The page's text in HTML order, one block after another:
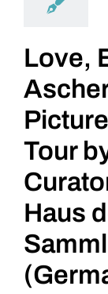
Love,
Tour
Haus